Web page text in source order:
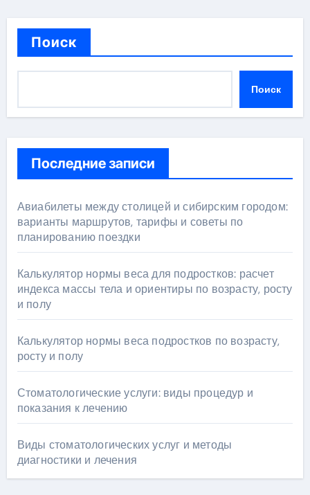
Поиск
Поиск
Последние записи
Авиабилеты между столицей и сибирским городом:
варианты маршрутов, тарифы и советы по
планированию поездки
Калькулятор нормы веса для подростков: расчет
индекса массы тела и ориентиры по возрасту, росту
и полу
Калькулятор нормы веса подростков по возрасту,
росту и полу
Стоматологические услуги: виды процедур и
показания к лечению
Виды стоматологических услуг и методы
диагностики и лечения